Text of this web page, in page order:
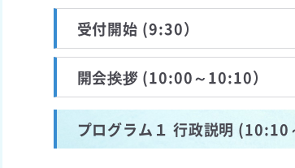
受付開始 (9:30）
開会挨拶 (10:00～10:10）
プログラム１ 行政説明 (10:10